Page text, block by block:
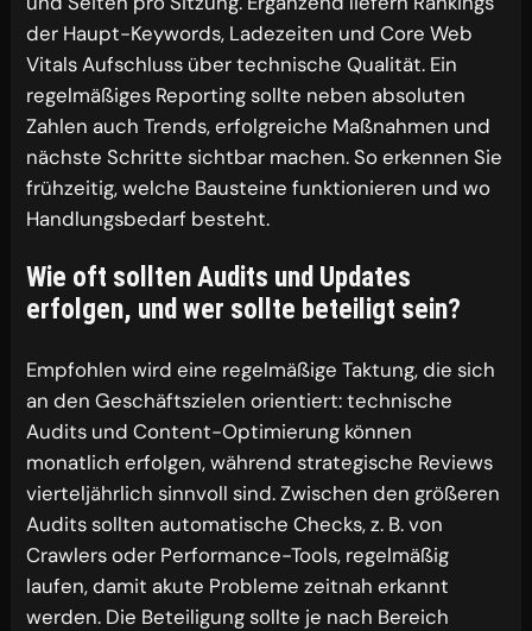
der Haupt-Keywords, Ladezeiten und Core Web
Vitals Aufschluss über technische Qualität. Ein
regelmäßiges Reporting sollte neben absoluten
Zahlen auch Trends, erfolgreiche Maßnahmen und
nächste Schritte sichtbar machen. So erkennen Sie
frühzeitig, welche Bausteine funktionieren und wo
Handlungsbedarf besteht.
Wie oft sollten Audits und Updates
erfolgen, und wer sollte beteiligt sein?
Empfohlen wird eine regelmäßige Taktung, die sich
an den Geschäftszielen orientiert: technische
Audits und Content-Optimierung können
monatlich erfolgen, während strategische Reviews
vierteljährlich sinnvoll sind. Zwischen den größeren
Audits sollten automatische Checks, z. B. von
Crawlers oder Performance-Tools, regelmäßig
laufen, damit akute Probleme zeitnah erkannt
werden. Die Beteiligung sollte je nach Bereich